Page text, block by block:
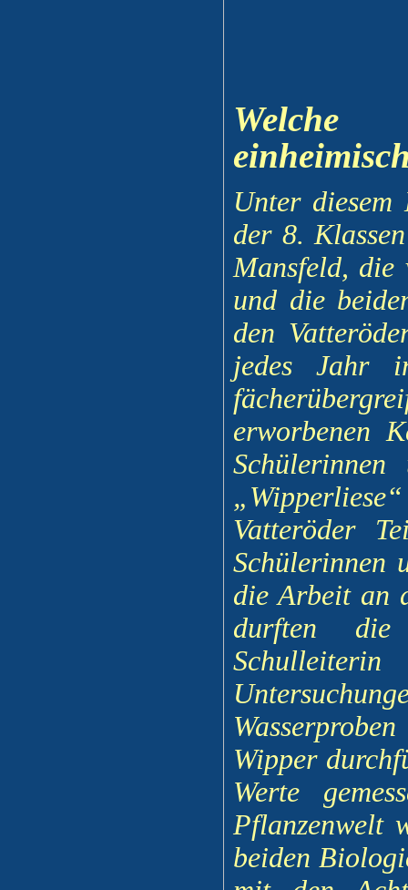
Welche
Unter
der 8.
Mansfeld, die
und die
den
jedes Jahr
erworbenen
Vatteröder
Schülerinnen
die Arbeit an
durften
Wipper
Werte
Pflanzenwelt
beiden